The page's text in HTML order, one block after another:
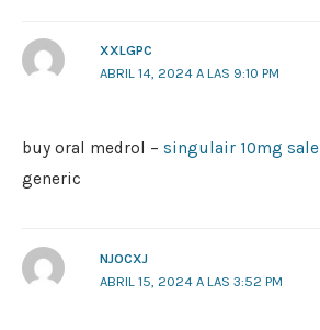
XXLGPC
ABRIL 14, 2024 A LAS 9:10 PM
buy oral medrol – singulair 10mg sale
generic
NJOCXJ
ABRIL 15, 2024 A LAS 3:52 PM